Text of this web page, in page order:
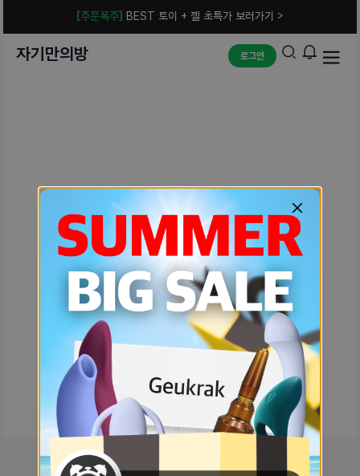
[주문폭주] BEST 토이 + 젤 초특가 보러가기 >
자기만의방 로그인
예상치 못한 에러입니다.